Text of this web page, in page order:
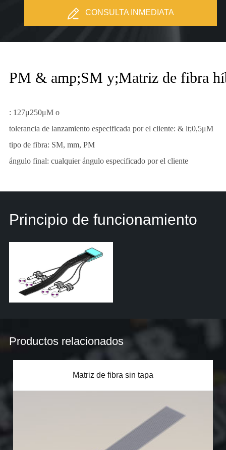
CONSULTA INMEDIATA
PM & amp;SM y;Matriz de fibra
: 127μ250μM o
tolerancia de lanzamiento especificada por el cliente: & lt;0,5μM
tipo de fibra: SM, mm, PM
ángulo final: cualquier ángulo especificado por el cliente
Principio de funcionamiento
Productos relacionados
Matriz de fibra sin tapa